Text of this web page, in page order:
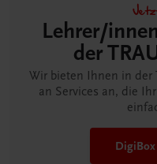
Lehrer/
der
Wir bieten Ihnen in der
an Services an, die